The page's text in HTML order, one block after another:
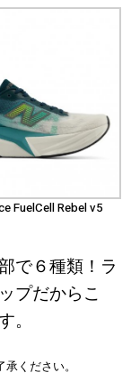
FuelCell Rebel v5
で６種類！ラ
プだからこ
ください。